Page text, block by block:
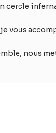
cercle
vous
nous